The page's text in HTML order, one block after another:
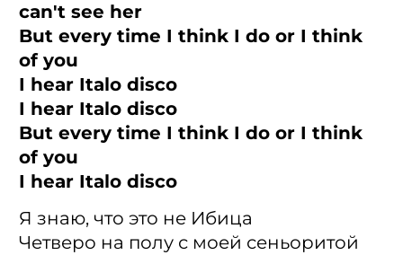
can't see her
But every time I think I do or I think
of you
I hear Italo disco
I hear Italo disco
But every time I think I do or I think
of you
I hear Italo disco
Я знаю, что это не Ибица
Четверо на полу с моей сеньоритой